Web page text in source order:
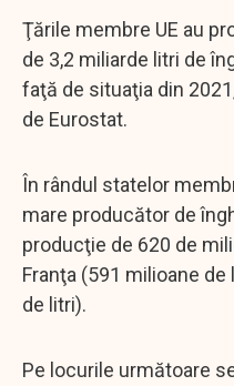
Ţările membre UE au
de 3,2 miliarde litri de
faţă de situaţia din
de Eurostat.
În rândul statelor
mare producător de
producţie de 620 de
Franţa (591 milioane
de litri).
Pe locurile următoare